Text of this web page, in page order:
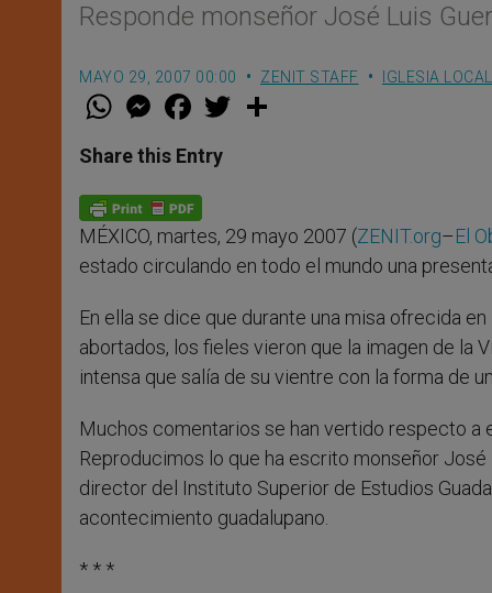
Responde monseñor José Luis
MAYO 29, 2007 00:00 ZENIT STAFF IGLESIA LOCAL
W
t
s
p
p
M
e
s
e
g
e
r
F
a
e
b
o
k
w
Share this Entry
MÉXICO, martes, 29 mayo 2007 (ZENIT.org–El
estado circulando en todo el mundo una
En ella se dice que durante una misa ofrecida
abortados, los fieles vieron que la imagen de la
intensa que salía de su vientre con la forma de
Muchos comentarios se han vertido respecto
Reproducimos lo que ha escrito monseñor
director del Instituto Superior de Estudios
acontecimiento guadalupano.
* * *